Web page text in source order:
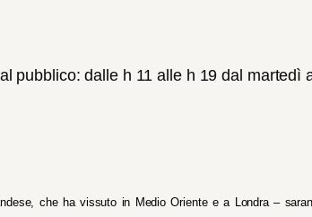
pubblico: dalle h 11 alle h 19 dal martedì
che ha vissuto in Medio Oriente e a Londra –